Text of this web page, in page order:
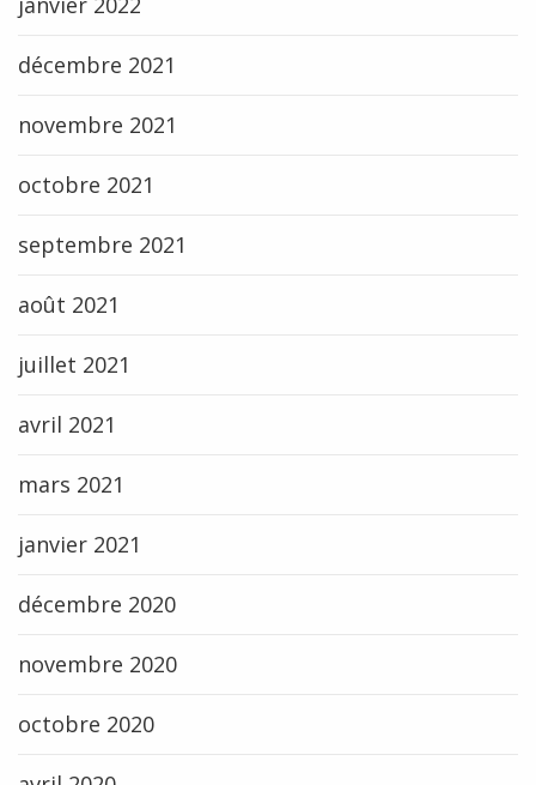
décembre 2021
novembre 2021
octobre 2021
septembre 2021
août 2021
juillet 2021
avril 2021
mars 2021
janvier 2021
décembre 2020
novembre 2020
octobre 2020